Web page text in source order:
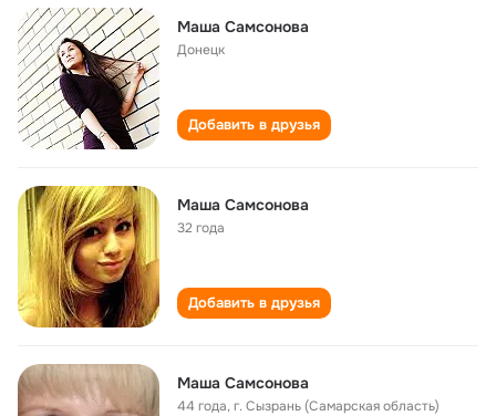
Маша Самсонова
Донецк
Добавить в друзья
Маша Самсонова
32 года
Добавить в друзья
Маша Самсонова
44 года,г. Сызрань (Самарская область)